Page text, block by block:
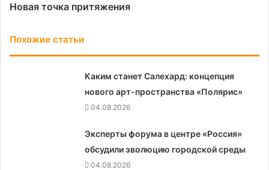
Новая точка притяжения
Похожие статьи
Каким станет Салехард: концепция
нового арт-пространства «Полярис»
04.08.2026
Эксперты форума в центре «Россия»
обсудили эволюцию городской среды
04.08.2026